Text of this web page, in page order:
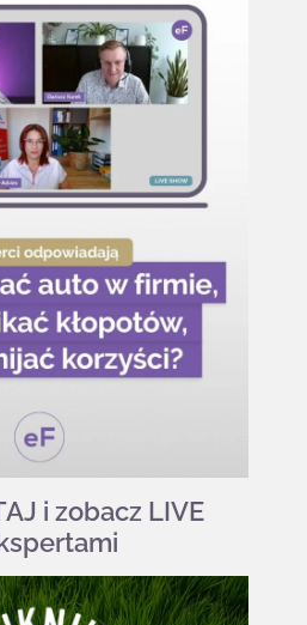
i zobacz LIVE